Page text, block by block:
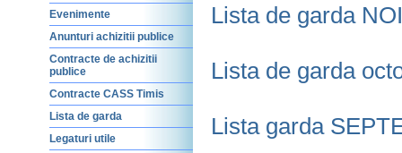
Lista de garda
Lista de garda
Lista garda
Evenimente
Anunturi achizitii publice
Contracte de achizitii
publice
Contracte CASS Timis
Lista de garda
Legaturi utile